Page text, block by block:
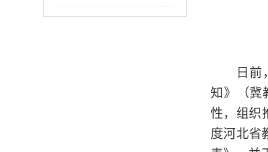
日前
知》（冀
性，组织
度河北省